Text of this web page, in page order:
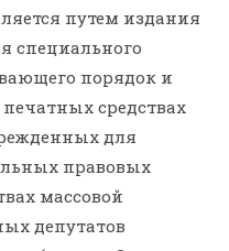
путем издания
специального
порядок и
средствах
для
правовых
массовой
депутатов